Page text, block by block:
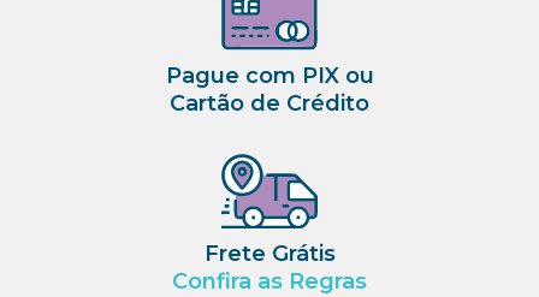
Pague com PIX ou
Cartão de Crédito
Frete Grátis
Confira as Regras